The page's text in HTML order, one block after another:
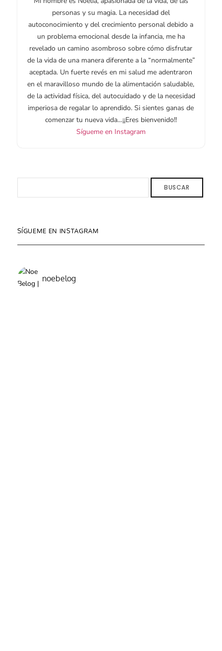
personas y su magia. La necesidad del
autoconocimiento y del crecimiento personal debido a
un problema emocional desde la infancia, me ha
revelado un camino asombroso sobre cómo disfrutar
de la vida de una manera diferente a la “normalmente”
aceptada. Un fuerte revés en mi salud me adentraron
en el maravilloso mundo de la alimentación saludable,
de la actividad física, del autocuidado y de la necesidad
imperiosa de regalar lo aprendido. Si sientes ganas de
comenzar tu nueva vida…¡¡Eres bienvenido!!
Sígueme en Instagram
BUSCAR
SÍGUEME EN INSTAGRAM
noebelog